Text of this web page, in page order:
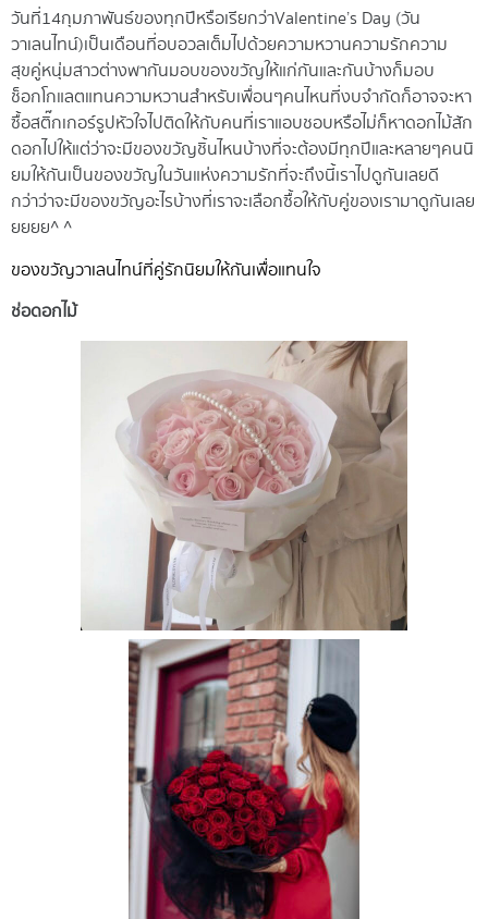
วันที่ 14 กุมภาพันธ์ ของทุกปีหรือเรียกว่า Valentine’s Day (วัน
วาเลนไทน์ ) เป็นเดือนที่อบอวลเต็มไปด้วยความหวาน ความรัก ความ
สุข คู่หนุ่มสาว ต่างพากันมอบ ของขวัญ ให้แก่กันและกัน บ้างก็มอบ
ช็อกโกแลตแทนความหวาน สำหรับเพื่อนๆ คนไหนที่งบจำกัด ก็อาจจะหา
ซื้อสติ๊กเกอร์รูปหัวใจไปติดให้กับคนที่เราแอบชอบ หรือไม่ก็หาดอกไม้สัก
ดอกไปให้ แต่ว่าจะมีของขวัญชิ้นไหนบ้าง ที่จะต้องมีทุกปี และหลายๆ คนนิ
ยมให้กันเป็นของขวัญในวันแห่งความรัก ที่จะถึงนี้ เราไปดูกันเลยดี
กว่า ว่าจะมีของขวัญอะไรบ้างที่เราจะเลือกซื้อให้กับคู่ของเรา มาดูกันเลย
ยยยย ^ ^
ของขวัญวาเลนไทน์ที่คู่รักนิยมให้กันเพื่อแทนใจ
ช่อดอกไม้